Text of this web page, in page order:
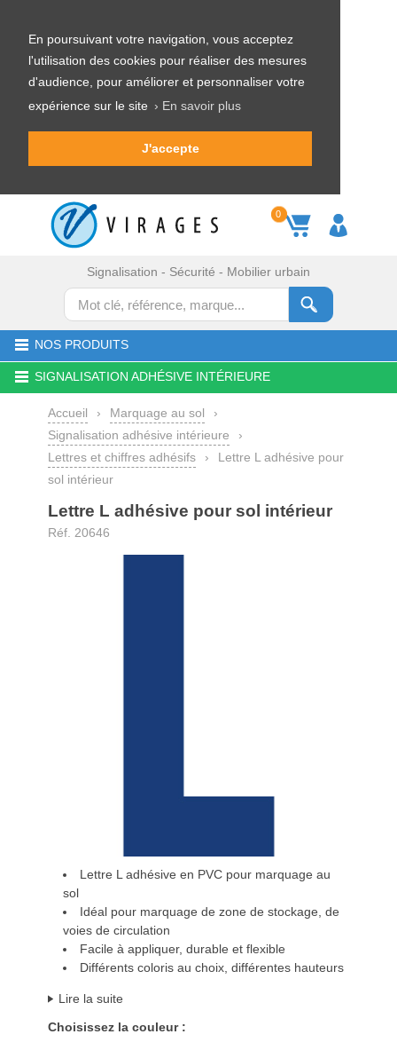
En poursuivant votre navigation, vous acceptez
l'utilisation des cookies pour réaliser des mesures
d'audience, pour améliorer et personnaliser votre
expérience sur le site › En savoir plus
J'accepte
0
Signalisation - Sécurité - Mobilier urbain
NOS PRODUITS
SIGNALISATION ADHÉSIVE INTÉRIEURE
Accueil › Marquage au sol
›
Signalisation adhésive intérieure
›
Lettres et chiffres adhésifs
›
Lettre L adhésive pour
sol intérieur
Lettre L adhésive pour sol intérieur
Réf. 20646
Lettre L adhésive en PVC pour marquage au
sol
Idéal pour marquage de zone de stockage, de
voies de circulation
Facile à appliquer, durable et flexible
Différents coloris au choix, différentes hauteurs
Lire la suite
Choisissez la couleur :